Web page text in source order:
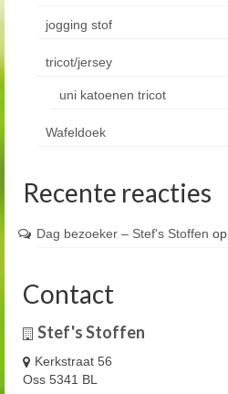
jogging stof
tricot/jersey
uni katoenen tricot
Wafeldoek
Recente reacties
Dag bezoeker – Stef's Stoffen op
Contact
Stef's Stoffen
Kerkstraat 56
Oss 5341 BL